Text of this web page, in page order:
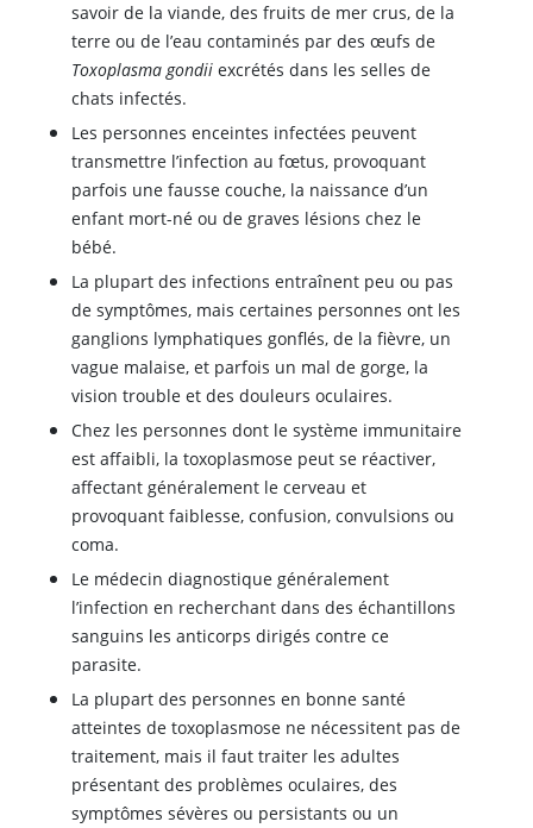
savoir de la viande, des fruits de mer crus, de la
terre ou de l’eau contaminés par des œufs de
Toxoplasma gondii excrétés dans les selles de
chats infectés.
Les personnes enceintes infectées peuvent
transmettre l’infection au fœtus, provoquant
parfois une fausse couche, la naissance d’un
enfant mort-né ou de graves lésions chez le
bébé.
La plupart des infections entraînent peu ou pas
de symptômes, mais certaines personnes ont les
ganglions lymphatiques gonflés, de la fièvre, un
vague malaise, et parfois un mal de gorge, la
vision trouble et des douleurs oculaires.
Chez les personnes dont le système immunitaire
est affaibli, la toxoplasmose peut se réactiver,
affectant généralement le cerveau et
provoquant faiblesse, confusion, convulsions ou
coma.
Le médecin diagnostique généralement
l’infection en recherchant dans des échantillons
sanguins les anticorps dirigés contre ce
parasite.
La plupart des personnes en bonne santé
atteintes de toxoplasmose ne nécessitent pas de
traitement, mais il faut traiter les adultes
présentant des problèmes oculaires, des
symptômes sévères ou persistants ou un